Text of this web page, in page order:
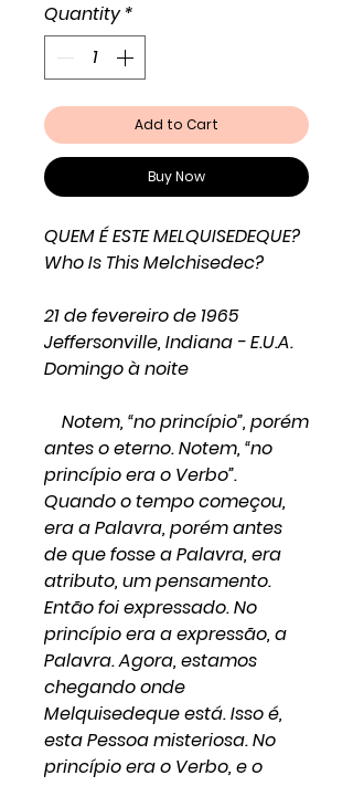
Quantity *
Add to Cart
Buy Now
QUEM É ESTE MELQUISEDEQUE?
Who Is This Melchisedec?
21 de fevereiro de 1965
Jeffersonville, Indiana - E.U.A.
Domingo à noite
Notem, “no princípio”, porém
antes o eterno. Notem, “no
princípio era o Verbo”.
Quando o tempo começou,
era a Palavra, porém antes
de que fosse a Palavra, era
atributo, um pensamento.
Então foi expressado. No
princípio era a expressão, a
Palavra. Agora, estamos
chegando onde
Melquisedeque está. Isso é,
esta Pessoa misteriosa. No
princípio era o Verbo, e o